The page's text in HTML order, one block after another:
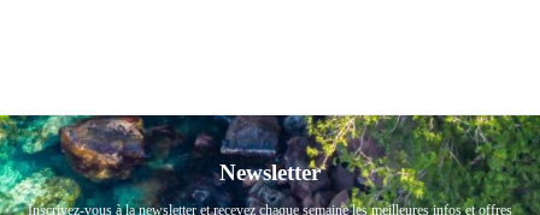
Newsletter
Inscrivez-vous à la newsletter et recevez chaque semaine les meilleures infos et offres